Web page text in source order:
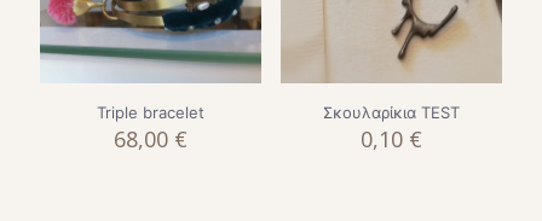
Triple bracelet
68,00 €
Σκουλαρίκια TEST
0,10 €